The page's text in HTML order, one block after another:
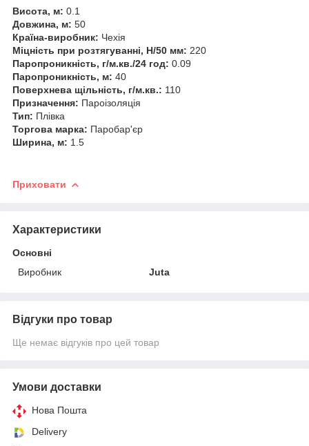
Висота, м: 0.1
Довжина, м: 50
Країна-виробник: Чехія
Міцність при розтягуванні, Н/50 мм: 220
Паропроникність, г/м.кв./24 год: 0.09
Паропроникність, м: 40
Поверхнева щільність, г/м.кв.: 110
Призначення: Пароізоляція
Тип: Плівка
Торгова марка: Паробар'єр
Ширина, м: 1.5
Приховати
Характеристики
Основні
Виробник
Juta
Відгуки про товар
Ще немає відгуків про цей товар
Умови доставки
Нова Пошта
Delivery